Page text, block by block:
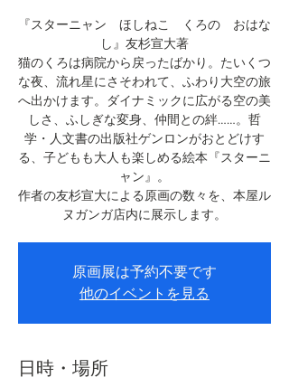
『スターニャン ほしねこ くろの おはな
し』友杉宣大著
猫のくろは病院から戻ったばかり。たいくつ
な夜、流れ星にさそわれて、ふわり大空の旅
へ出かけます。ダイナミックに広がる空の美
しさ、ふしぎな変身、仲間との絆……。哲
学・人文書の出版社ゲンロンがおとどけす
る、子どもも大人も楽しめる絵本『スターニ
ャン』。
作者の友杉宣大による原画の数々を、本屋ル
ヌガンガ店内に展示します。
原画展は予約不要です
他のイベントを見る
日時・場所